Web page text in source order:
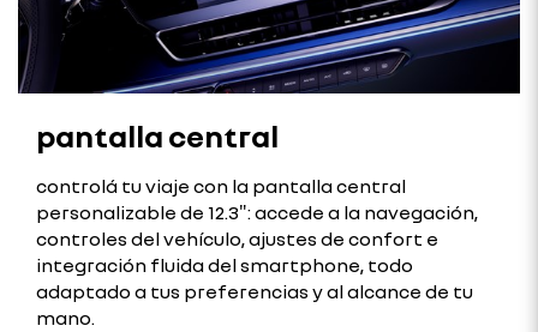
pantalla central
controlá tu viaje con la pantalla central
personalizable de 12.3″: accede a la navegación,
controles del vehículo, ajustes de confort e
integración fluida del smartphone, todo
adaptado a tus preferencias y al alcance de tu
mano.